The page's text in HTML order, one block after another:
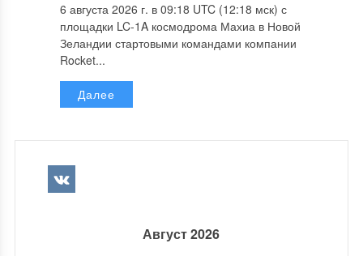
6 августа 2026 г. в 09:18 UTC (12:18 мск) с
площадки LC-1A космодрома Махиа в Новой
Зеландии стартовыми командами компании
Rocket...
Далее
Август 2026